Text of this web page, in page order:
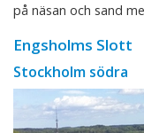
på näsan och sand
Engsholms Slott
Stockholm södra